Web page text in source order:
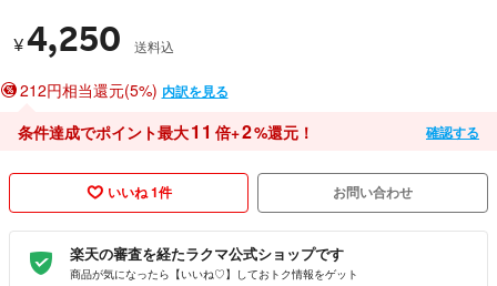
¥4,250 送料込
212円相当還元(5%) 内訳を見る
条件達成でポイント最大11 倍+2%還元！ 確認する
いいね 1件 お問い合わせ
楽天の審査を経たラクマ公式ショップです
商品が気になったら【いいね♡】しておトク情報をゲット